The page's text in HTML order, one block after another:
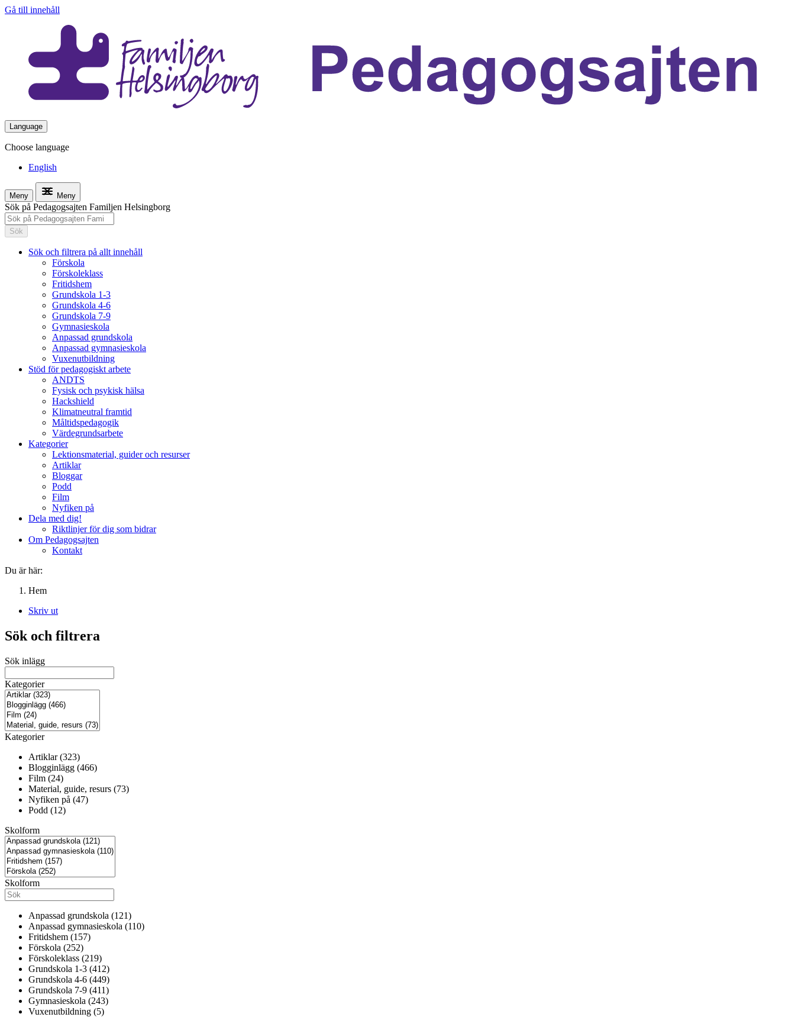
Gå till innehåll
Language
Choose language
English
Meny Meny
Sök på Pedagogsajten Familjen Helsingborg
Sök
Sök och filtrera på allt innehåll
Förskola
Förskoleklass
Fritidshem
Grundskola 1-3
Grundskola 4-6
Grundskola 7-9
Gymnasieskola
Anpassad grundskola
Anpassad gymnasieskola
Vuxenutbildning
Stöd för pedagogiskt arbete
ANDTS
Fysisk och psykisk hälsa
Hackshield
Klimatneutral framtid
Måltidspedagogik
Värdegrundsarbete
Kategorier
Lektionsmaterial, guider och resurser
Artiklar
Bloggar
Podd
Film
Nyfiken på
Dela med dig!
Riktlinjer för dig som bidrar
Om Pedagogsajten
Kontakt
Du är här:
Hem
Skriv ut
Sök och filtrera
Sök inlägg
Kategorier
Kategorier
Artiklar (323)
Blogginlägg (466)
Film (24)
Material, guide, resurs (73)
Nyfiken på (47)
Podd (12)
Skolform
Skolform
Anpassad grundskola (121)
Anpassad gymnasieskola (110)
Fritidshem (157)
Förskola (252)
Förskoleklass (219)
Grundskola 1-3 (412)
Grundskola 4-6 (449)
Grundskola 7-9 (411)
Gymnasieskola (243)
Vuxenutbildning (5)